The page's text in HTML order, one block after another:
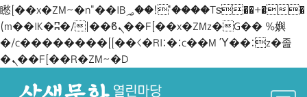
矁[��x�ZM~�n"��IB؃��!'����Тѕ��+��
(m��IK�ʭ�/|��ϐܢ��F[��x�ZMz�G�� %嬩
�/c��������[[��<�RI:�:c��MΎ��:z�졾
�ܢ��F[��R�ZM~�D
Main Navigation